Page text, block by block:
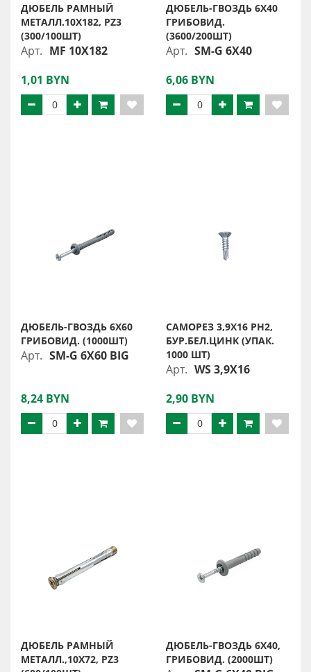
ДЮБЕЛЬ РАМНЫЙ
МЕТАЛЛ.10X182, PZ3
(300/100ШТ)
Арт. MF 10X182
1,01 BYN
ДЮБЕЛЬ-ГВОЗДЬ 6X40
ГРИБОВИД.
(3600/200ШТ)
Арт. SM-G 6X40
6,06 BYN
ДЮБЕЛЬ-ГВОЗДЬ 6X60
ГРИБОВИД. (1000ШТ)
Арт. SM-G 6X60 BIG
8,24 BYN
САМОРЕЗ 3,9Х16 PH2,
БУР.БЕЛ.ЦИНК (УПАК.
1000 ШТ)
Арт. WS 3,9X16
2,90 BYN
ДЮБЕЛЬ РАМНЫЙ
МЕТАЛЛ.,10X72, PZ3
ДЮБЕЛЬ-ГВОЗДЬ 6X40,
ГРИБОВИД. (2000ШТ)